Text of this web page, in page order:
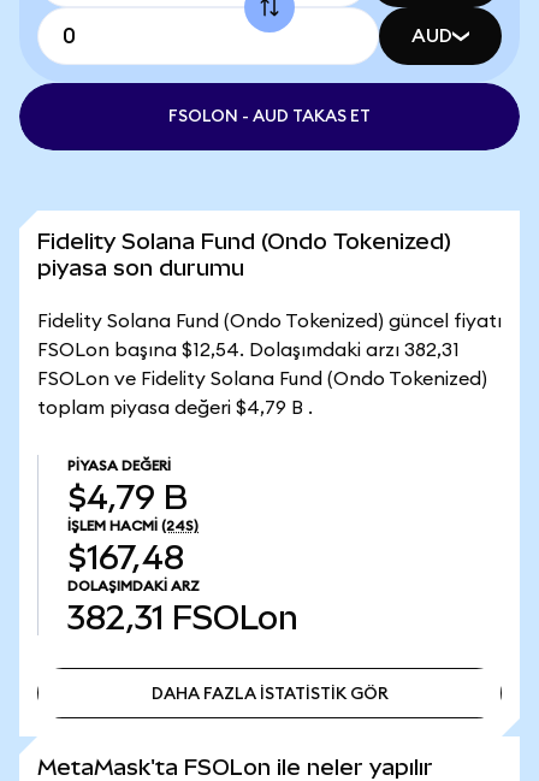
AUD
FSOLON - AUD TAKAS ET
Fidelity Solana Fund (Ondo Tokenized)
piyasa son durumu
Fidelity Solana Fund (Ondo Tokenized) güncel fiyatı
FSOLon başına $12,54. Dolaşımdaki arzı 382,31
FSOLon ve Fidelity Solana Fund (Ondo Tokenized)
toplam piyasa değeri $4,79 B .
PIYASA DEĞERI
$4,79 B
İŞLEM HACMI (24S)
$167,48
DOLAŞIMDAKI ARZ
382,31 FSOLon
DAHA FAZLA İSTATİSTİK GÖR
MetaMask'ta FSOLon ile neler yapılır